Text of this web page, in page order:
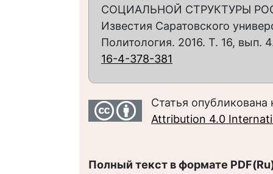
СОЦИАЛЬНОЙ СТРУКТУРЫ
Известия Саратовского
Политология. 2016. Т. 16, вып.
16-4-378-381
Статья
Attribution 4.0
Полный текст в формате